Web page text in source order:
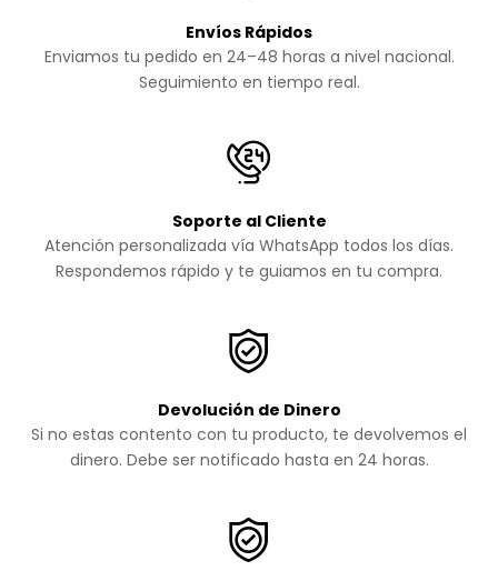
Envíos Rápidos
Enviamos tu pedido en 24–48 horas a nivel nacional.
Seguimiento en tiempo real.
Soporte al Cliente
Atención personalizada vía WhatsApp todos los días.
Respondemos rápido y te guiamos en tu compra.
Devolución de Dinero
Si no estas contento con tu producto, te devolvemos el
dinero. Debe ser notificado hasta en 24 horas.